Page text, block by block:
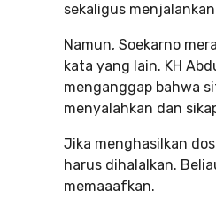
sekaligus
Namun, Soekarno
kata yang lain. KH
menganggap bahwa
menyalahkan dan
Jika menghasilkan
harus dihalalkan.
memaaafkan.